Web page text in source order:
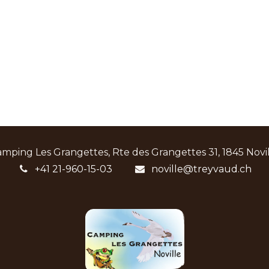
Les Grangettes, Rte des Grangettes 31, 1845
+41 21-960-15-03
noville@treyvaud.ch